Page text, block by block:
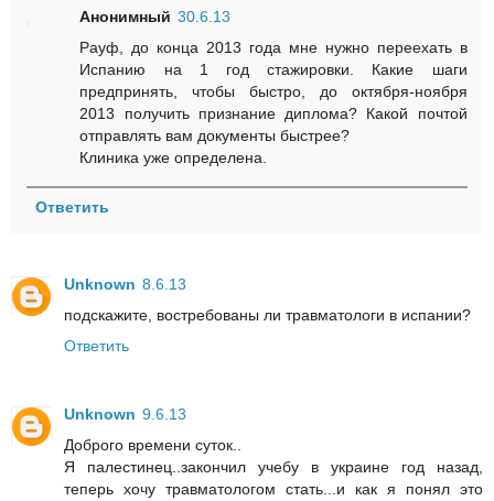
Анонимный 30.6.13
Рауф, до конца 2013 года мне нужно переехать в
Испанию на 1 год стажировки. Какие шаги
предпринять, чтобы быстро, до октября-ноября
2013 получить признание диплома? Какой почтой
отправлять вам документы быстрее?
Клиника уже определена.
Ответить
Unknown 8.6.13
подскажите, востребованы ли травматологи в испании?
Ответить
Unknown 9.6.13
Доброго времени суток..
Я палестинец..закончил учебу в украине год назад,
теперь хочу травматологом стать...и как я понял это